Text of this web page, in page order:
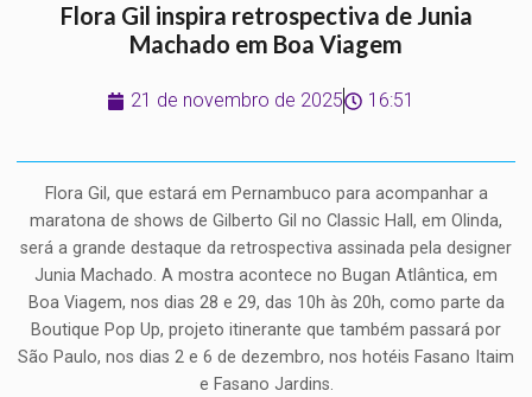
Flora Gil inspira retrospectiva de Junia
Machado em Boa Viagem
21 de novembro de 2025 16:51
Flora Gil, que estará em Pernambuco para acompanhar a
maratona de shows de Gilberto Gil no Classic Hall, em Olinda,
será a grande destaque da retrospectiva assinada pela designer
Junia Machado. A mostra acontece no Bugan Atlântica, em
Boa Viagem, nos dias 28 e 29, das 10h às 20h, como parte da
Boutique Pop Up, projeto itinerante que também passará por
São Paulo, nos dias 2 e 6 de dezembro, nos hotéis Fasano Itaim
e Fasano Jardins.